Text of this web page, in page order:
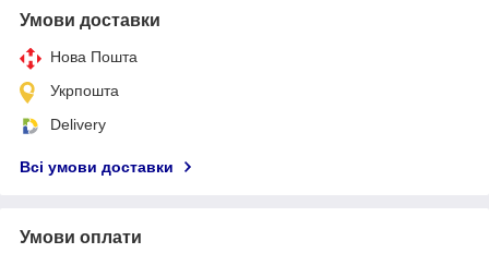
Умови доставки
Нова Пошта
Укрпошта
Delivery
Всі умови доставки
Умови оплати